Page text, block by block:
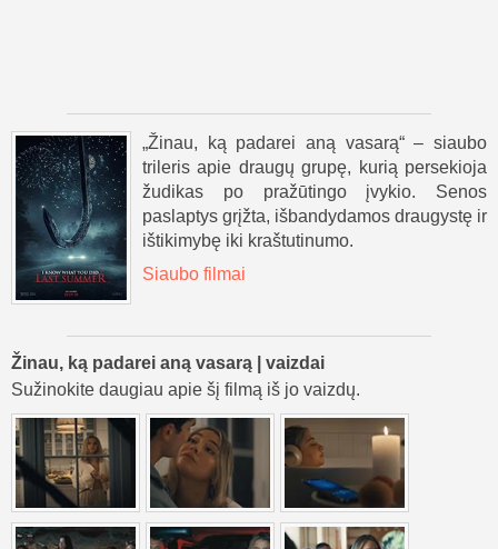
„Žinau, ką padarei aną vasarą“ – siaubo
trileris apie draugų grupę, kurią persekioja
žudikas po pražūtingo įvykio. Senos
paslaptys grįžta, išbandydamos draugystę ir
ištikimybę iki kraštutinumo.
Siaubo filmai
Žinau, ką padarei aną vasarą | vaizdai
Sužinokite daugiau apie šį filmą iš jo vaizdų.